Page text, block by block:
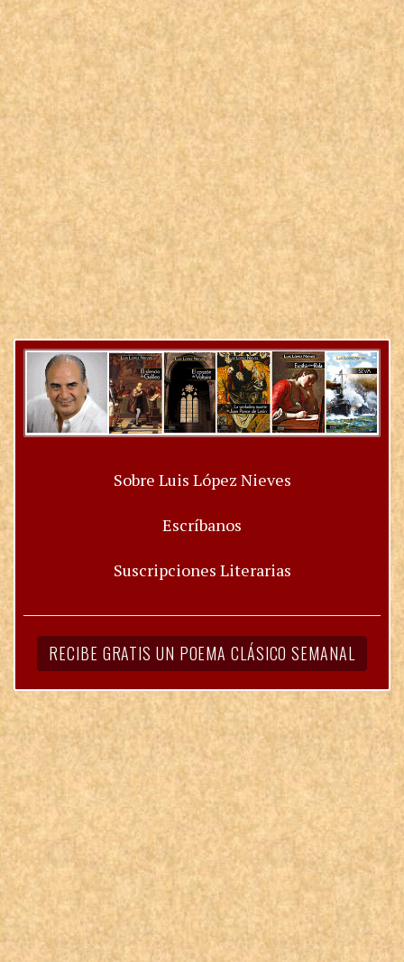
Sobre Luis López Nieves
Escríbanos
Suscripciones Literarias
RECIBE GRATIS UN POEMA CLÁSICO SEMANAL